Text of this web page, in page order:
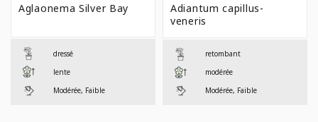
Aglaonema Silver Bay
dressé
lente
Modérée, Faible
Adiantum capillus-
veneris
retombant
modérée
Modérée, Faible